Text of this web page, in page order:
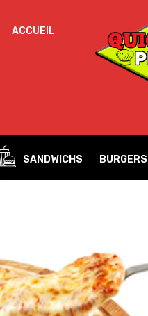
ACCUEIL
IDENTIFICATION
SANDWICHS BURGERS